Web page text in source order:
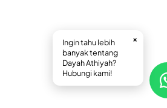
Ingin tahu lebih
banyak tentang
Dayah Athiyah?
Hubungi kami!
×